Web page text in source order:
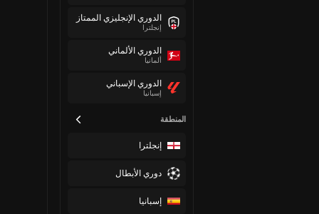
الدوري الإنجليزي الممتاز
إنجلترا
الدوري الألماني
ألمانيا
الدوري الإسباني
إسبانيا
المنطقة
إنجلترا
دوري الأبطال
إسبانيا